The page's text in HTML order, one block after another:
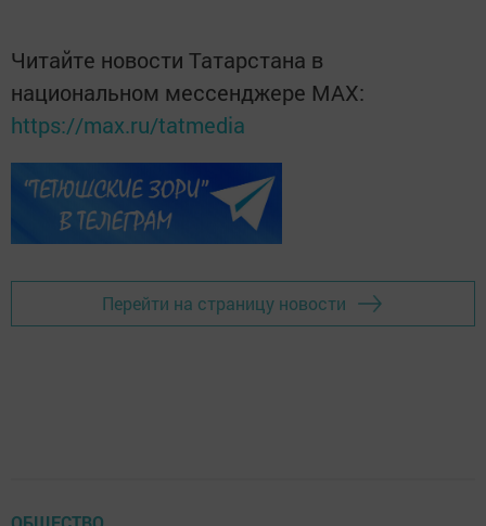
Читайте новости Татарстана в
национальном мессенджере MАХ:
https://max.ru/tatmedia
Перейти на страницу новости